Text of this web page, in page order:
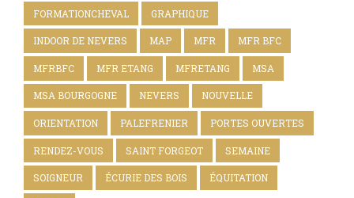
FORMATIONCHEVAL GRAPHIQUE
INDOOR DE NEVERS MAP MFR MFR BFC
MFRBFC MFR ETANG MFRETANG MSA
MSA BOURGOGNE NEVERS NOUVELLE
ORIENTATION PALEFRENIER PORTES OUVERTES
RENDEZ-VOUS SAINT FORGEOT SEMAINE
SOIGNEUR ÉCURIE DES BOIS ÉQUITATION